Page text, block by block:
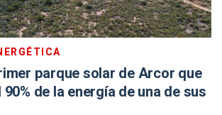
parque solar de Arcor que
de la energía de una de sus